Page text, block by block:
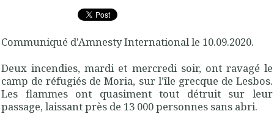
Communiqué d'Amnesty International le 10.09.2020.
Deux incendies, mardi et mercredi soir, ont ravagé le
camp de réfugiés de Moria, sur l’île grecque de Lesbos.
Les flammes ont quasiment tout détruit sur leur
passage, laissant près de 13 000 personnes sans abri.